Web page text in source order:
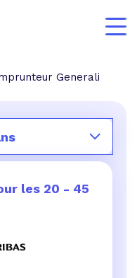
Generali
les 20 - 45